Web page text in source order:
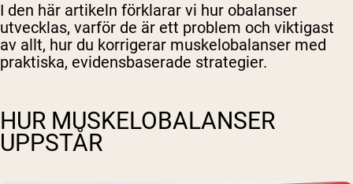
I den här artikeln förklarar vi hur obalanser
utvecklas, varför de är ett problem och viktigast
av allt, hur du korrigerar muskelobalanser med
praktiska, evidensbaserade strategier.
HUR MUSKELOBALANSER
UPPSTÅR